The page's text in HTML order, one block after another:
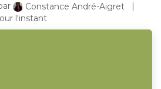
Constance André-Aigret
|
l'instant